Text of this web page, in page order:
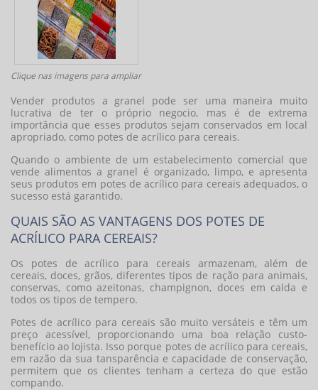
Clique nas imagens para ampliar
Vender produtos a granel pode ser uma maneira muito
lucrativa de ter o próprio negocio, mas é de extrema
importância que esses produtos sejam conservados em local
apropriado, como potes de acrílico para cereais.
Quando o ambiente de um estabelecimento comercial que
vende alimentos a granel é organizado, limpo, e apresenta
seus produtos em potes de acrílico para cereais adequados, o
sucesso está garantido.
QUAIS SÃO AS VANTAGENS DOS POTES DE
ACRÍLICO PARA CEREAIS?
Os potes de acrílico para cereais armazenam, além de
cereais, doces, grãos, diferentes tipos de ração para animais,
conservas, como azeitonas, champignon, doces em calda e
todos os tipos de tempero.
Potes de acrílico para cereais são muito versáteis e têm um
preço acessível, proporcionando uma boa relação custo-
benefício ao lojista. Isso porque potes de acrílico para cereais,
em razão da sua tansparência e capacidade de conservação,
permitem que os clientes tenham a certeza do que estão
compando.